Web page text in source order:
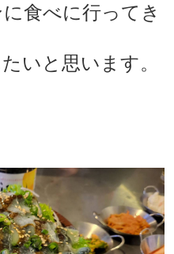
食べに行ってき
いと思います。